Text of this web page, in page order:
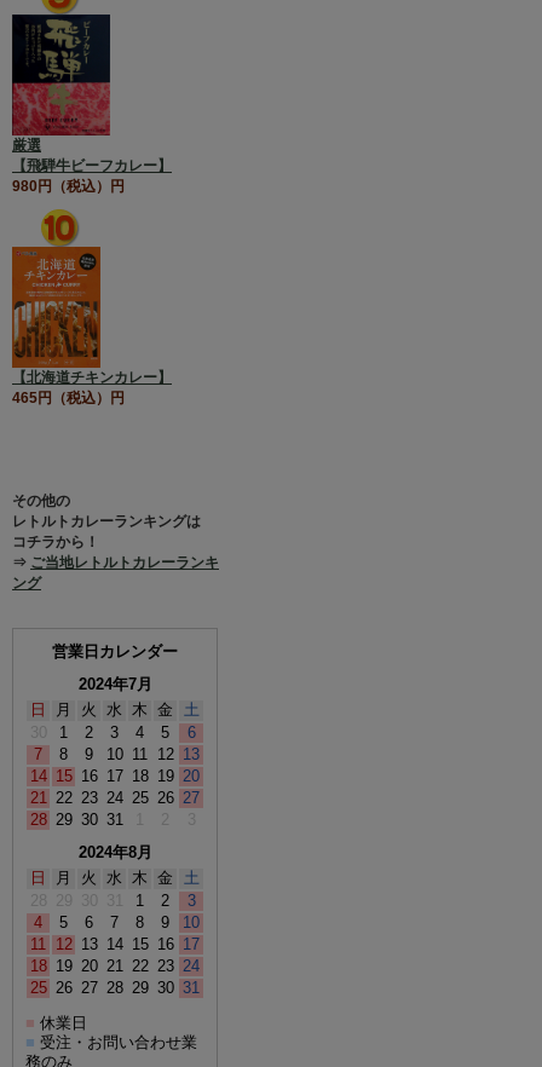
厳選
【飛騨牛ビーフカレー】
980円（税込）円
【北海道チキンカレー】
465円（税込）円
その他の
レトルトカレーランキングは
コチラから！
⇒ ご当地レトルトカレーランキ
ング
営業日カレンダー
2024年7月
日
月 火 水 木 金
土
30
1 2 3 4 5
6
7
8 9 10 11 12 13
14 15 16 17 18 19 20
21 22 23 24 25 26 27
28 29 30 31 1 2
3
2024年8月
日
月 火 水 木 金
土
28
29 30 31 1 2
3
4
5 6 7 8 9
10
11 12 13 14 15 16 17
18 19 20 21 22 23 24
25 26 27 28 29 30 31
■ 休業日
■ 受注・お問い合わせ業
務のみ